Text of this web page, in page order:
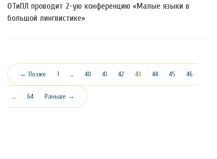
ОТиПЛ проводит 2-ую конференцию «Малые языки в
большой лингвистике»
← Позже 1 … 40 41 42 43 (текущая)
44 45 46
… 64 Раньше →